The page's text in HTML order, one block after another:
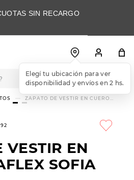
SIN RECARGO
Elegí tu ubicación para ver
disponibilidad y envíos en 2 hs.
ZAPATO DE VESTIR EN CUERO
USAFLEX SOFIA
VESTIR EN
SOFIA
TÉRMINOS MÁS
BUSCADOS
3.
skechers slip-ins